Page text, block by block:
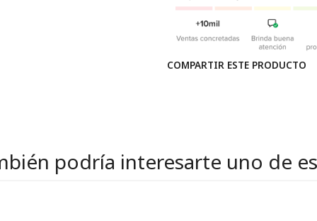
COMPARTIR ESTE PRODUCTO
podría interesarte uno de